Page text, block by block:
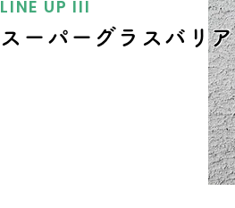
LINE UP IIl
スーパーグラスバリア